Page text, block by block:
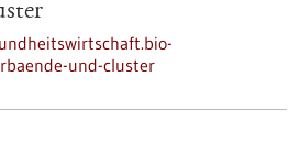
und-cluster